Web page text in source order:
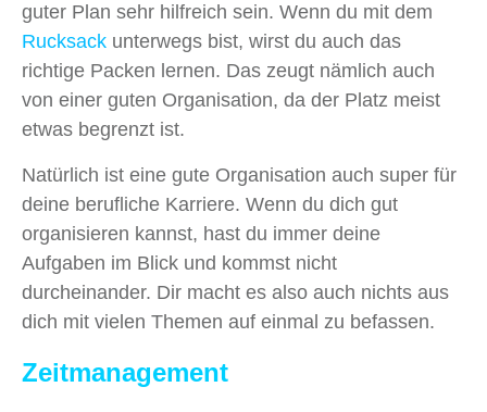
guter Plan sehr hilfreich sein. Wenn du mit dem
Rucksack unterwegs bist, wirst du auch das
richtige Packen lernen. Das zeugt nämlich auch
von einer guten Organisation, da der Platz meist
etwas begrenzt ist.
Natürlich ist eine gute Organisation auch super für
deine berufliche Karriere. Wenn du dich gut
organisieren kannst, hast du immer deine
Aufgaben im Blick und kommst nicht
durcheinander. Dir macht es also auch nichts aus
dich mit vielen Themen auf einmal zu befassen.
Zeitmanagement